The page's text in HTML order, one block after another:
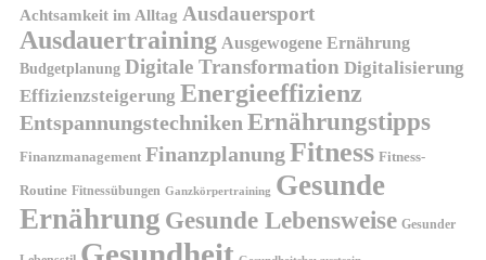
Achtsamkeit im Alltag Ausdauersport
Ausdauertraining Ausgewogene Ernährung
Budgetplanung Digitale Transformation Digitalisierung
Effizienzsteigerung Energieeffizienz
Entspannungstechniken Ernährungstipps
Finanzmanagement Finanzplanung Fitness Fitness-
Routine Fitnessübungen Ganzkörpertraining Gesunde
Ernährung Gesunde Lebensweise Gesunder